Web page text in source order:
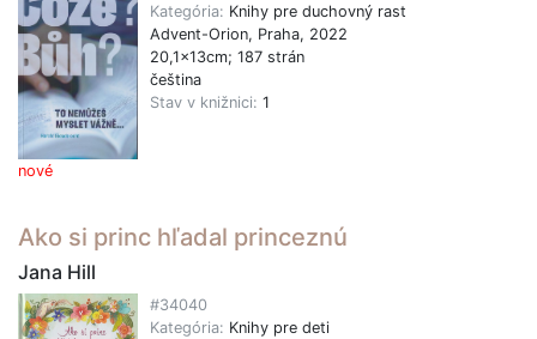
nové
Kategória: Knihy pre duchovný rast
Advent-Orion, Praha, 2022
20,1x13cm; 187 strán
čeština
Stav v knižnici: 1
Ako si princ hľadal princeznú
Jana Hill
#34040
Kategória: Knihy pre deti